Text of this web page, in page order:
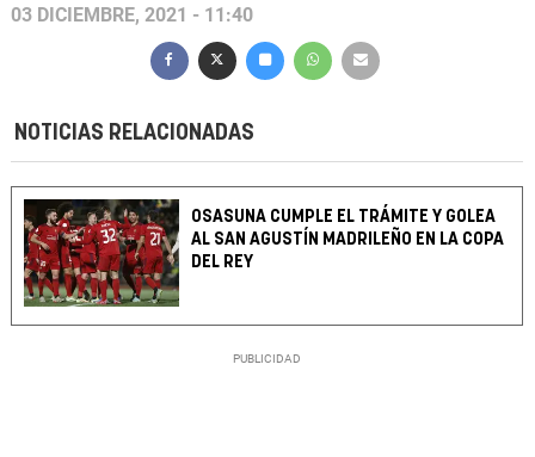
03 DICIEMBRE, 2021 - 11:40
NOTICIAS RELACIONADAS
OSASUNA CUMPLE EL TRÁMITE Y GOLEA
AL SAN AGUSTÍN MADRILEÑO EN LA COPA
DEL REY